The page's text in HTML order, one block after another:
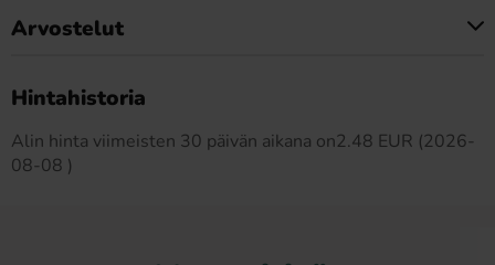
Arvostelut
Hintahistoria
Alin hinta viimeisten 30 päivän aikana on2.48 EUR (2026-
08-08 )